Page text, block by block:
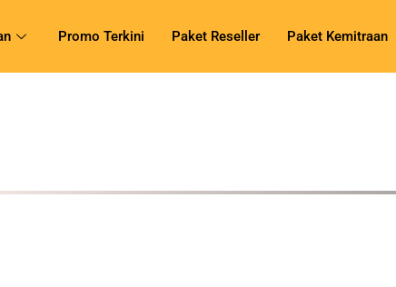
Promo Terkini Paket Reseller Paket Kemitraan